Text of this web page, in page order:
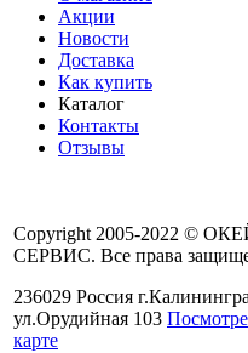
Акции
Новости
Доставка
Как купить
Каталог
Контакты
Отзывы
Copyright 2005-2022 ©
СЕРВИС. Все права
236029 Россия
ул.Орудийная 103
карте